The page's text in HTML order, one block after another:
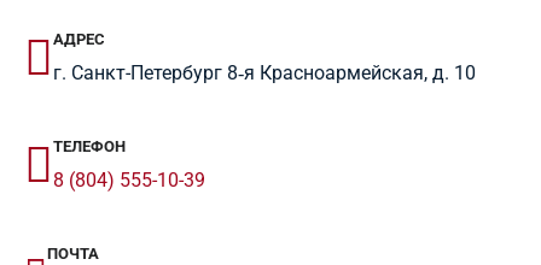
АДРЕС
г. Санкт-Петербург 8‑я Красноармейская, д. 10
ТЕЛЕФОН
8 (804) 555-10-39
ПОЧТА